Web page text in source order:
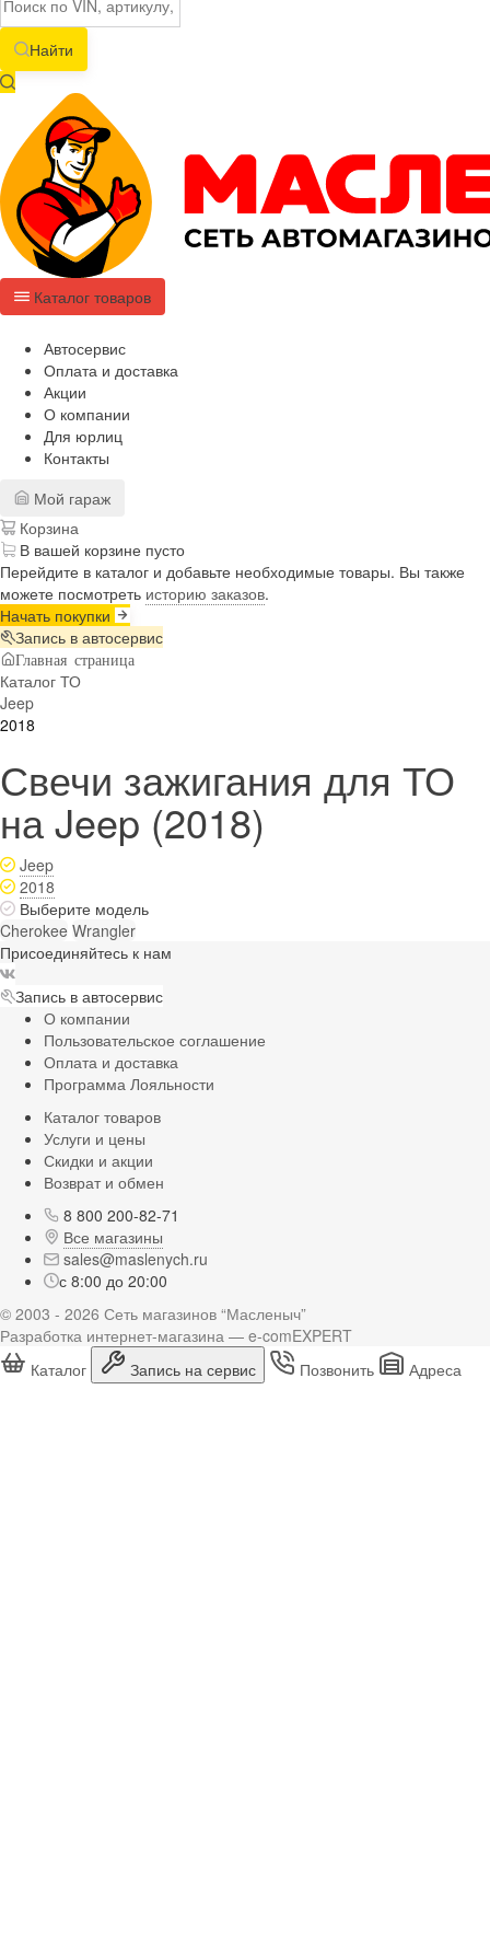
Найти
Каталог товаров
Автосервис
Оплата и доставка
Акции
О компании
Для юрлиц
Контакты
Мой гараж
Корзина
В вашей корзине пусто
Перейдите в каталог и добавьте необходимые товары. Вы также
можете посмотреть историю заказов.
Начать покупки
Запись в автосервис
Главная страница
Каталог ТО
Jeep
2018
Свечи зажигания для ТО
на Jeep (2018)
Jeep
2018
Выберите модель
Cherokee Wrangler
Присоединяйтесь к нам
Запись в автосервис
О компании
Пользовательское соглашение
Оплата и доставка
Программа Лояльности
Каталог товаров
Услуги и цены
Скидки и акции
Возврат и обмен
8 800 200-82-71
Все магазины
sales@maslenych.ru
с 8:00 до 20:00
© 2003 - 2026 Сеть магазинов “Масленыч”
Разработка интернет-магазина — e-comEXPERT
Каталог
Запись на сервис Позвонить Адреса